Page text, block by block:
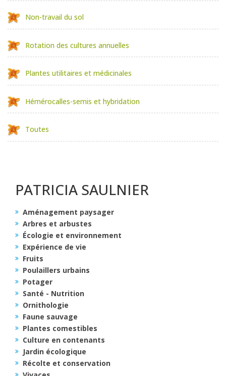
Non-travail du sol
Rotation des cultures annuelles
Plantes utilitaires et médicinales
Hémérocalles-semis et hybridation
Toutes
PATRICIA SAULNIER
Aménagement paysager
Arbres et arbustes
Écologie et environnement
Expérience de vie
Fruits
Poulaillers urbains
Potager
Santé - Nutrition
Ornithologie
Faune sauvage
Plantes comestibles
Culture en contenants
Jardin écologique
Récolte et conservation